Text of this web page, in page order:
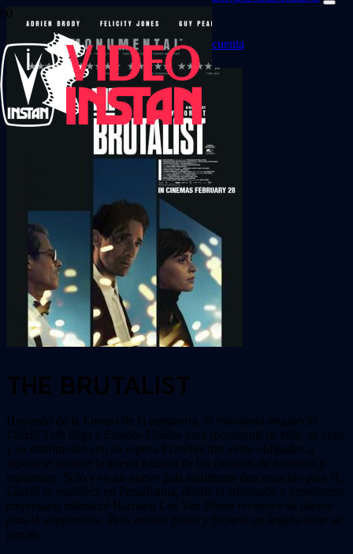
cuenta
THE BRUTALIST
Huyendo de la Europa de la posguerra, el visionario arquitecto
László Toth llega a Estados Unidos para reconstruir su vida, su obra
y su matrimonio con su esposa Erzsébet tras verse obligados a
separarse durante la guerra a causa de los cambios de fronteras y
regímenes. Solo y en un nuevo país totalmente desconocido para él,
László se establece en Pensilvania, donde el adinerado y prominente
empresario industrial Harrison Lee Van Buren reconoce su talento
para la arquitectura. Pero amasar poder y forjarse un legado tiene su
precio..